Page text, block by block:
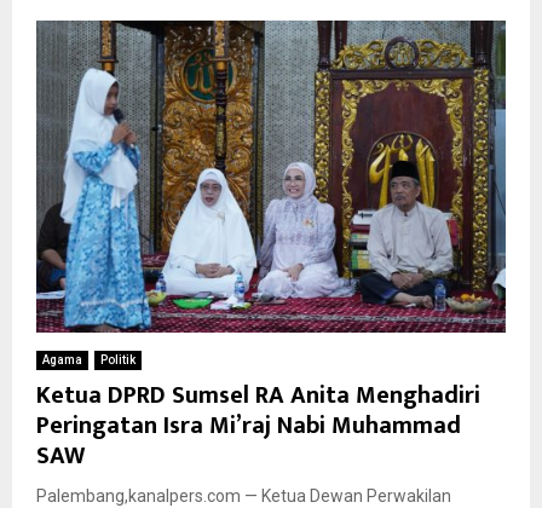
Agama Politik
Ketua DPRD Sumsel RA Anita Menghadiri
Peringatan Isra Mi’raj Nabi Muhammad
SAW
Palembang,kanalpers.com — Ketua Dewan Perwakilan